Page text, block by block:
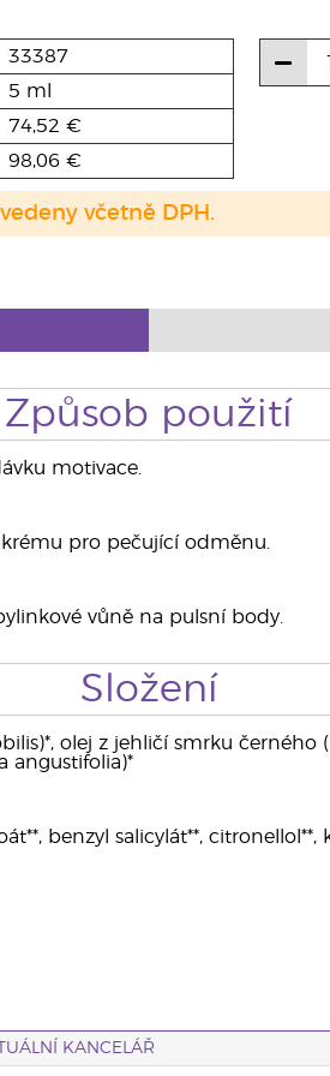
33387
5 ml
74,52 €
98,06 €
včetně DPH.
Způsob použití
motivace.
pro pečující odměnu.
vůně na pulsní body.
Složení
olej z jehličí smrku černého
angustifolia)*
benzyl salicylát**, citronellol**,
KANCELÁŘ